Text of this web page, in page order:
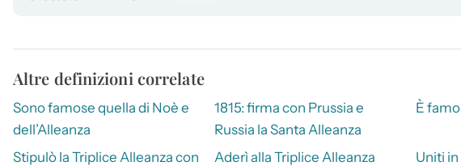
Altre definizioni correlate
Sono famose quella di Noè e
dell’Alleanza
1815: firma con Prussia e
Russia la Santa Alleanza
È
Stipulò la Triplice Alleanza con
Aderì alla Triplice Alleanza Uniti in